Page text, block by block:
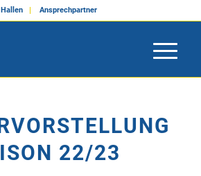
Hallen Ansprechpartner
22/23